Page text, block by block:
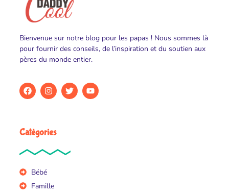
Bienvenue sur notre blog pour les papas ! Nous sommes là
pour fournir des conseils, de l’inspiration et du soutien aux
pères du monde entier.
Catégories
Bébé
Famille